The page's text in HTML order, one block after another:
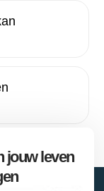
jouw leven